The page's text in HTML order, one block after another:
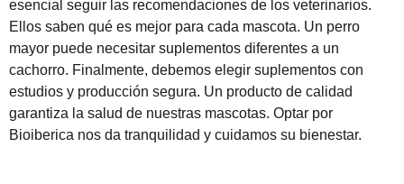
esencial seguir las recomendaciones de los veterinarios.
Ellos saben qué es mejor para cada mascota. Un perro
mayor puede necesitar suplementos diferentes a un
cachorro. Finalmente, debemos elegir suplementos con
estudios y producción segura. Un producto de calidad
garantiza la salud de nuestras mascotas. Optar por
Bioiberica nos da tranquilidad y cuidamos su bienestar.